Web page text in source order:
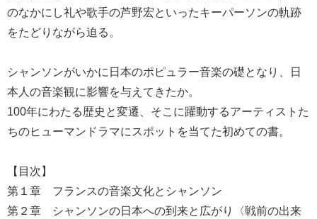
のなかにし礼や歌手の芦野宏といったキーパーソンの軌跡
をたどりながら迫る。
シャンソンがいかに日本のポピュラー音楽の礎となり、日
本人の音楽観に影響を与えてきたか。
100年にわたる歴史と変遷、そこに躍動するアーティストた
ちのヒューマンドラマにスポットを当てた初めての書。
【目次】
第１章 フランスの音楽文化とシャンソン
第２章 シャンソンの日本への到来と広がり〈戦前の出来